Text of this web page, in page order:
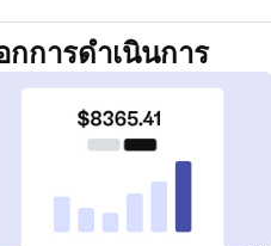
กการดำเนินการ